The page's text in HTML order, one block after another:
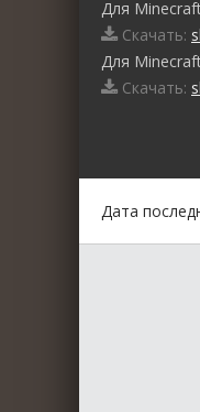
Для
Скачать:
Для
Скачать:
Дата